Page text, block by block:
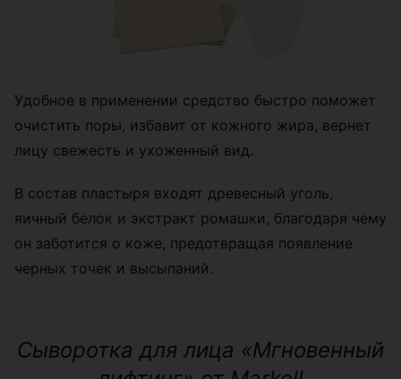
Удобное в применении средство быстро поможет
очистить поры, избавит от кожного жира, вернет
лицу свежесть и ухоженный вид.
В состав пластыря входят древесный уголь,
яичный белок и экстракт ромашки, благодаря чему
он заботится о коже, предотвращая появление
черных точек и высыпаний.
Сыворотка для лица «Мгновенный